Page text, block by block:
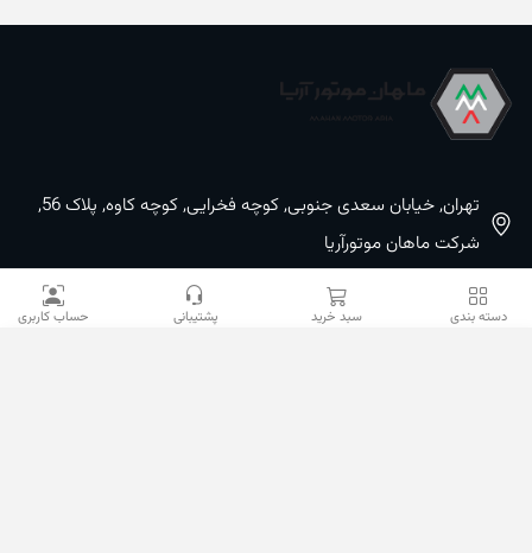
دسته بندی سبد خرید پشتیبانی حساب کاربری
تهران, خیابان سعدی جنوبی, کوچه فخرایی, کوچه کاوه, پلاک 56,
شرکت ماهان موتورآریا
09100533887 / 02133933400